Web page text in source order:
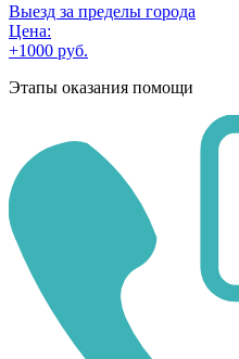
Выезд за пределы города
Цена:
+1000 руб.
Этапы оказания помощи